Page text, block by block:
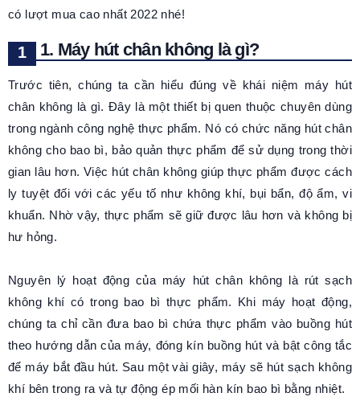
có lượt mua cao nhất 2022 nhé!
1. Máy hút chân không là gì?
Trước tiên, chúng ta cần hiểu đúng về khái niệm máy hút
chân không là gì. Đây là một thiết bị quen thuộc chuyên dùng
trong ngành công nghệ thực phẩm. Nó có chức năng hút chân
không cho bao bì, bảo quản thực phẩm để sử dụng trong thời
gian lâu hơn. Việc hút chân không giúp thực phẩm được cách
ly tuyệt đối với các yếu tố như không khí, bụi bẩn, độ ẩm, vi
khuẩn. Nhờ vậy, thực phẩm sẽ giữ được lâu hơn và không bị
hư hỏng.
Nguyên lý hoạt động của máy hút chân không là rút sạch
không khí có trong bao bì thực phẩm. Khi máy hoạt động,
chúng ta chỉ cần đưa bao bì chứa thực phẩm vào buồng hút
theo hướng dẫn của máy, đóng kín buồng hút và bật công tắc
để máy bắt đầu hút. Sau một vài giây, máy sẽ hút sạch không
khí bên trong ra và tự động ép mối hàn kín bao bì bằng nhiệt.